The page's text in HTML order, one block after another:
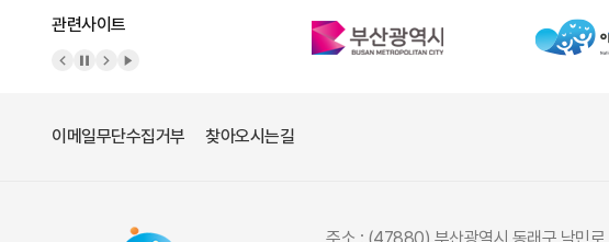
관련사이트
이메일무단수집거부 찾아오시는길